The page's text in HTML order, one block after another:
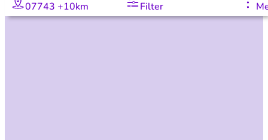
07743 +10km Filter